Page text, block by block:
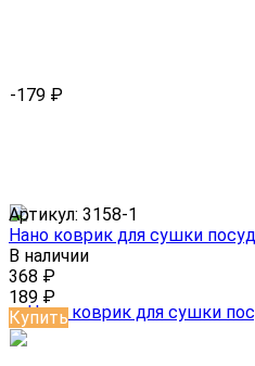
-179 ₽
Артикул: 3158-1
Нано коврик для сушки
В наличии
368 ₽
189 ₽
Купить